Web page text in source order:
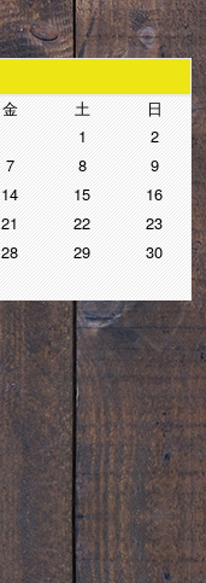
金 土
日
1
2
7 8
9
14 15
16
21 22
23
28 29
30